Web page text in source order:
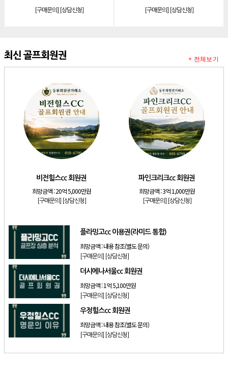
[리조트] 소노호텔앤리조트 골드 등기 기명
[리조트]소노호텔앤리조트 스위트 등기 무기명
소노호텔앤리조트 스위트 등기 기명
소노호텔앤리조트 이그제큐티브 무기명 회원제
아시아나cc 회원권
[골프]발리오스cc 회원권 종류
소노호텔앤리조트 패밀리 등기 무기명
파인크리크cc 회원권
소노호텔앤리조트 패밀리 회원권
[구매문의][상담신청] [구매문의][상담신청]
최신 골프회원권
비전힐스cc 회원권
희망금액 :20억 5,000만원
[구매문의] [상담신청]
파인크리크cc 회원권
희망금액 :3억 1,000만원
[구매문의] [상담신청]
플라밍고cc 이용권(라미드 통합)
희망금액 :내용 참조(별도 문의)
[구매문의] [상담신청]
더시에나서울cc 회원권
희망금액 :1억 5,100만원
[구매문의] [상담신청]
우정힐스cc 회원권
희망금액 :내용 참조(별도 문의)
[구매문의] [상담신청]
+ 전체보기